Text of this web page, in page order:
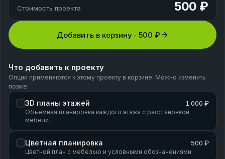
Стоимость проекта 500 ₽
Добавить в корзину · 500 ₽
Что добавить к проекту
Опции применяются к этому проекту в корзине. Можно изменить
позже.
3D планы этажей 1 000 ₽
Объёмная планировка каждого этажа с расстановкой
мебели.
Цветная планировка 500 ₽
Цветной план с мебелью и условными обозначениями.